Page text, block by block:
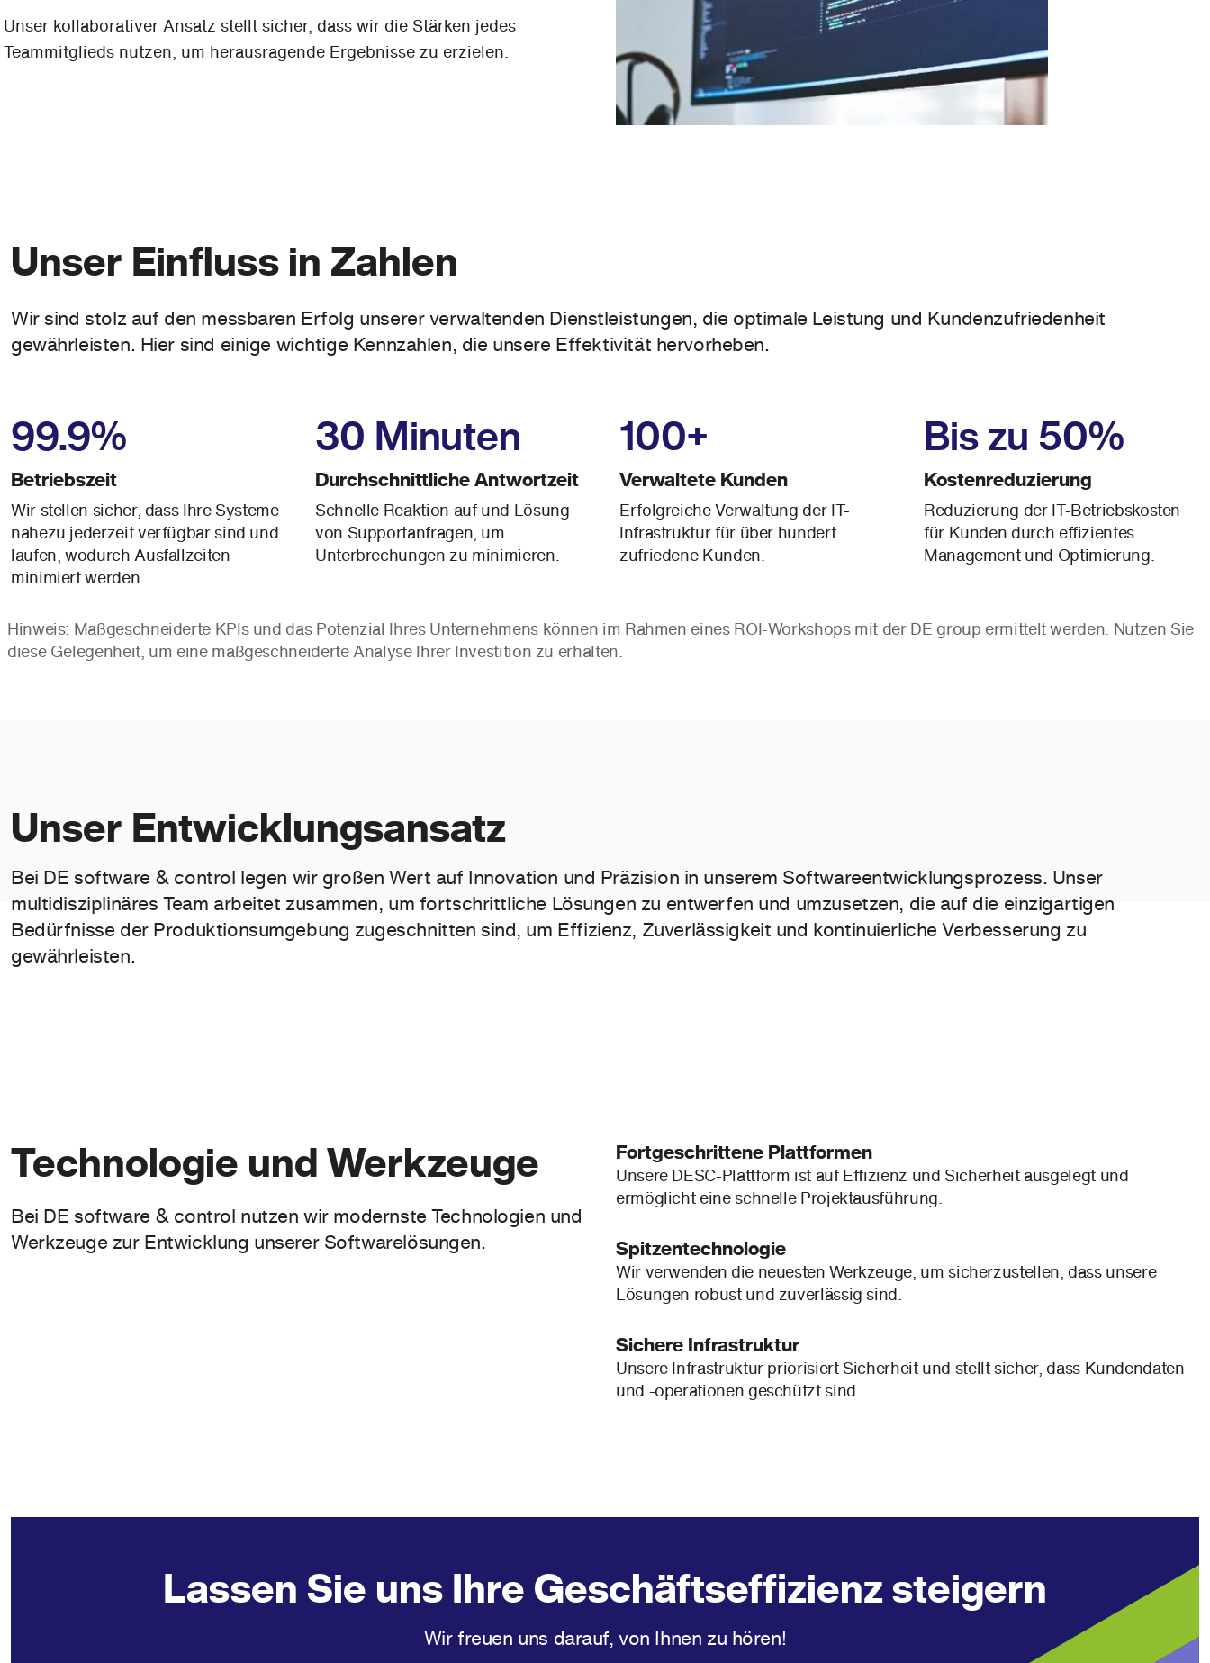
Unser kollaborativer Ansatz stellt sicher, dass wir die Stärken jedes
Teammitglieds nutzen, um herausragende Ergebnisse zu erzielen.
Unser Einfluss in Zahlen
Wir sind stolz auf den messbaren Erfolg unserer verwaltenden Dienstleistungen, die optimale Leistung und Kundenzufriedenheit
gewährleisten. Hier sind einige wichtige Kennzahlen, die unsere Effektivität hervorheben.
99.9%
Betriebszeit
Wir stellen sicher, dass Ihre Systeme
nahezu jederzeit verfügbar sind und
laufen, wodurch Ausfallzeiten
minimiert werden.
30 Minuten
Durchschnittliche Antwortzeit
Schnelle Reaktion auf und Lösung
von Supportanfragen, um
Unterbrechungen zu minimieren.
100+
Verwaltete Kunden
Erfolgreiche Verwaltung der IT-
Infrastruktur für über hundert
zufriedene Kunden.
Bis zu 50%
Kostenreduzierung
Reduzierung der IT-Betriebskosten
für Kunden durch effizientes
Management und Optimierung.
Hinweis: Maßgeschneiderte KPIs und das Potenzial Ihres Unternehmens können im Rahmen eines ROI-Workshops mit der DE group ermittelt werden. Nutzen Sie
diese Gelegenheit, um eine maßgeschneiderte Analyse Ihrer Investition zu erhalten.
Unser Entwicklungsansatz
Bei DE software & control legen wir großen Wert auf Innovation und Präzision in unserem Softwareentwicklungsprozess. Unser
multidisziplinäres Team arbeitet zusammen, um fortschrittliche Lösungen zu entwerfen und umzusetzen, die auf die einzigartigen
Bedürfnisse der Produktionsumgebung zugeschnitten sind, um Effizienz, Zuverlässigkeit und kontinuierliche Verbesserung zu
gewährleisten.
Technologie und Werkzeuge
Bei DE software & control nutzen wir modernste Technologien und
Werkzeuge zur Entwicklung unserer Softwarelösungen.
Fortgeschrittene Plattformen
Unsere DESC-Plattform ist auf Effizienz und Sicherheit ausgelegt und
ermöglicht eine schnelle Projektausführung.
Spitzentechnologie
Wir verwenden die neuesten Werkzeuge, um sicherzustellen, dass unsere
Lösungen robust und zuverlässig sind.
Sichere Infrastruktur
Unsere Infrastruktur priorisiert Sicherheit und stellt sicher, dass Kundendaten
und -operationen geschützt sind.
Lassen Sie uns Ihre Geschäftseffizienz steigern
Wir freuen uns darauf, von Ihnen zu hören!